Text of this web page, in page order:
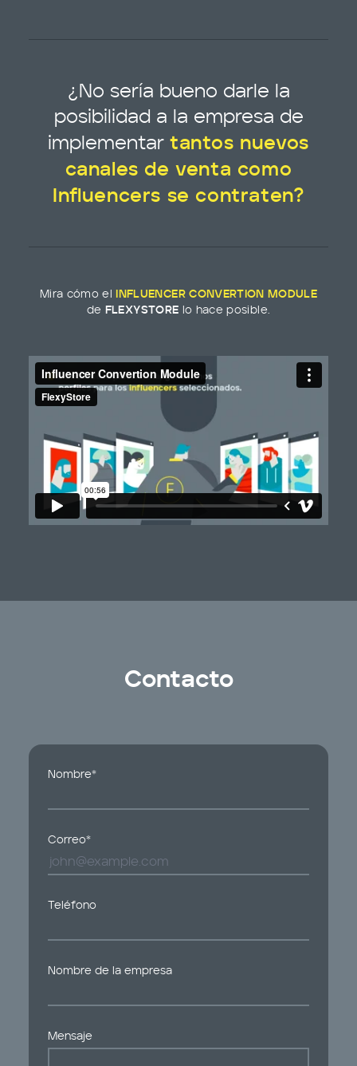
¿No sería bueno darle la
posibilidad a la empresa de
implementartantos nuevos
canales de venta como
Influencers se contraten?
Mira cómo el INFLUENCER CONVERTION MODULE
de FLEXYSTORE lo hace posible.
Contacto
Nombre*
Correo*
Teléfono
Nombre de la empresa
Mensaje